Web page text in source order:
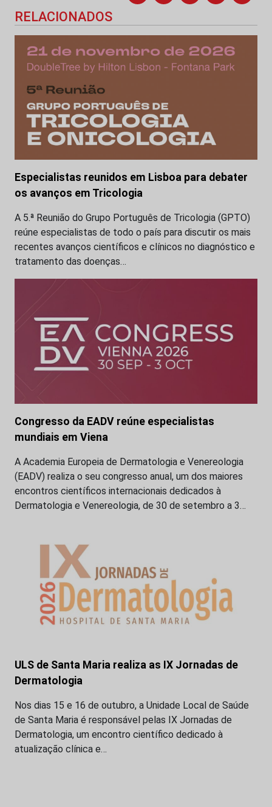
RELACIONADOS
Especialistas reunidos em Lisboa para debater
os avanços em Tricologia
A 5.ª Reunião do Grupo Português de Tricologia (GPTO)
reúne especialistas de todo o país para discutir os mais
recentes avanços científicos e clínicos no diagnóstico e
tratamento das doenças…
Congresso da EADV reúne especialistas
mundiais em Viena
A Academia Europeia de Dermatologia e Venereologia
(EADV) realiza o seu congresso anual, um dos maiores
encontros científicos internacionais dedicados à
Dermatologia e Venereologia, de 30 de setembro a 3…
ULS de Santa Maria realiza as IX Jornadas de
Dermatologia
Nos dias 15 e 16 de outubro, a Unidade Local de Saúde
de Santa Maria é responsável pelas IX Jornadas de
Dermatologia, um encontro científico dedicado à
atualização clínica e…